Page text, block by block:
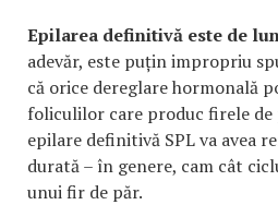
Epilarea definitivă este de
adevăr, este puțin impropriu
că orice dereglare hormonală
foliculilor care produc firele de
epilare definitivă SPL va avea
durată – în genere, cam cât
unui fir de păr.